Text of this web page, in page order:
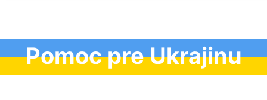
Pomoc pre Ukrajinu